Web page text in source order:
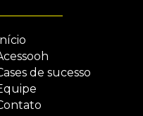
de sucesso